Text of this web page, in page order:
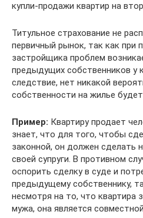
купли-продажи квартир на
Титульное страхование не
первичный рынок, так как при
застройщика проблем
предыдущих собственников у
следствие, нет никакой
собственности на жилье
Пример: Квартиру продает
знает, что для того, чтобы
законной, он должен сделать
своей супруги. В противном
оспорить сделку в суде и
предыдущему собственнику,
несмотря на то, что квартира
мужа, она является